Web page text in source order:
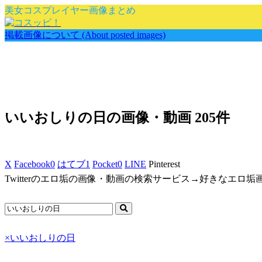
美女コスプレイヤー画像まとめ
掲載画像について (About posted images)
いいおしりの日の画像・動画 205件
X Facebook0 はてブ1 Pocket0 LINE Pinterest
Twitterのエロ垢の画像・動画の検索サービス→好きなエロ垢
×いいおしりの日